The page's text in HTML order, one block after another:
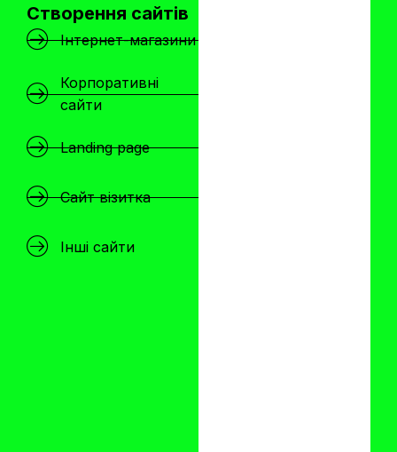
Створення сайтів
Інтернет-магазини
Корпоративні
сайти
Landing page
Сайт візитка
Інші сайти